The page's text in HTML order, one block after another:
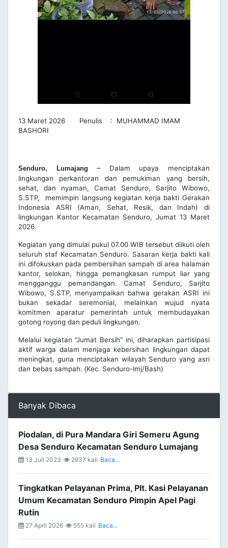
13 Maret 2026 Penulis : MUHAMMAD IMAM
BASHORI
Senduro, Lumajang –
Dalam upaya menciptakan
lingkungan perkantoran dan pemukiman yang bersih,
sehat, dan nyaman, Camat Senduro, Sarjito Wibowo,
S.STP, memimpin langsung kegiatan kerja bakti Gerakan
Indonesia ASRI (Aman, Sehat, Resik, dan Indah) di
lingkungan Kantor Kecamatan Senduro, Jumat 13 Maret
2026.
Kegiatan yang dimulai pukul 07.00 WIB tersebut diikuti oleh
seluruh staf Kecamatan Senduro. Sasaran kerja bakti kali
ini difokuskan pada pembersihan sampah di area halaman
kantor, selokan, hingga pemangkasan rumput liar yang
mengganggu pemandangan. Camat Senduro, Sarjito
Wibowo, S.STP, menyampaikan bahwa gerakan ASRI ini
bukan sekadar seremonial, melainkan wujud nyata
komitmen aparatur pemerintah untuk membudayakan
gotong royong dan peduli lingkungan.
Melalui kegiatan "Jumat Bersih" ini, diharapkan partisipasi
aktif warga dalam menjaga kebersihan lingkungan dapat
meningkat, guna menciptakan wilayah Senduro yang asri
dan bebas sampah. (Kec. Senduro-lmj/Bash)
Banyak Dibaca
Piodalan, di Pura Mandara Giri Semeru Agung
Desa Senduro Kecamatan Senduro Lumajang
13 Juli 2023 2937 kali Baca...
Tingkatkan Pelayanan Prima, Plt. Kasi Pelayanan
Umum Kecamatan Senduro Pimpin Apel Pagi
Rutin
27 April 2026 555 kali Baca...